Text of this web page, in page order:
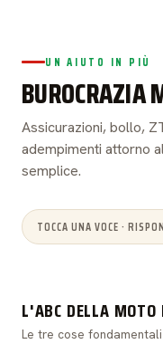
UN AIUTO IN PIÙ
BUROCRAZIA
Assicurazioni, bollo,
adempimenti attorno
semplice.
TOCCA UNA VOCE ·
L'ABC DELLA MOTO
Le tre cose